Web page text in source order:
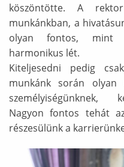
köszöntötte. A
munkánkban, a
olyan fontos, mint
harmonikus lét.
Kiteljesedni pedig
munkánk során olyan
személyiségünknek,
Nagyon fontos tehát
részesülünk a
Ábra képaláírással: rektor